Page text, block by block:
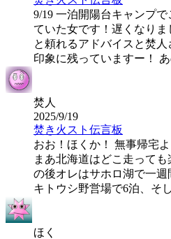
9/19 一泊開陽台キャンプ
ていた女です！遅くなり
と頼れるアドバイスと焚
印象に残っていますー！
焚人
2025/9/19
焚き火スト伝言板
おお！ほくか！ 無事帰宅
まあ北海道はどこ走って
の後オレはサホロ湖で一
キトウシ野営場で6泊、そ
ほく